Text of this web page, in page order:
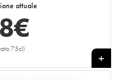
attuale
€
75cl)
+